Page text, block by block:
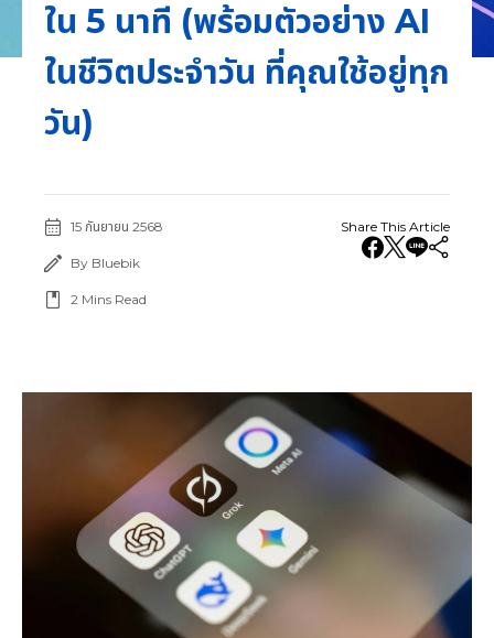
ใน 5 นาที (พร้อมตัวอย่าง AI
ในชีวิตประจำวัน ที่คุณใช้อยู่ทุก
วัน)
15 กันยายน 2568
By Bluebik
2 Mins Read
Share This Article